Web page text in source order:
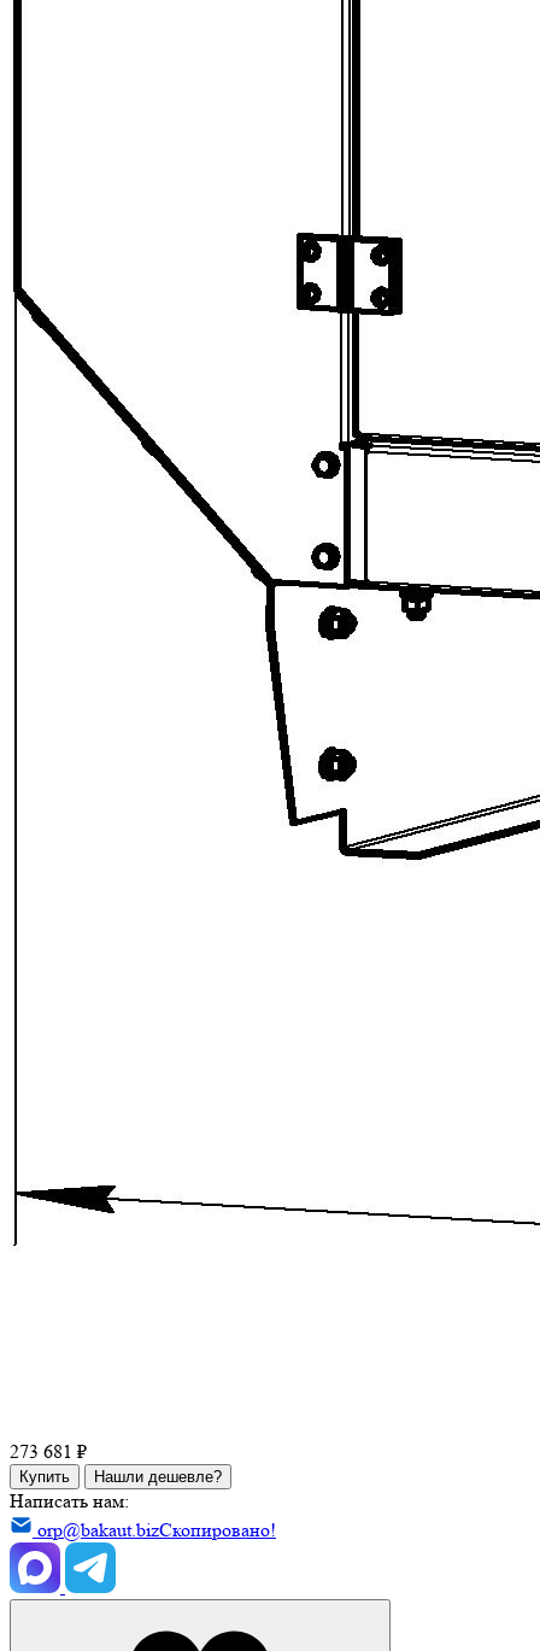
273 681 ₽
Купить Нашли дешевле?
Написать нам:
orp@bakaut.bizСкопировано!